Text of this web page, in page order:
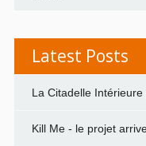
Latest Posts
La Citadelle
Kill Me - le projet